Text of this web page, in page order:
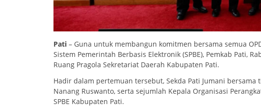
Pati – Guna untuk membangun komitmen bersama semua
Sistem Pemerintah Berbasis Elektronik (SPBE), Pemkab Pati,
Ruang Pragola Sekretariat Daerah Kabupaten Pati.
Hadir dalam pertemuan tersebut, Sekda Pati Jumani bersama
Nanang Ruswanto, serta sejumlah Kepala Organisasi
SPBE Kabupaten Pati.